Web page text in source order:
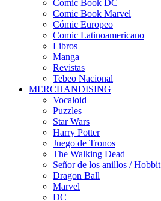
Comic Book DC
Comic Book Marvel
Cómic Europeo
Comic Latinoamericano
Libros
Manga
Revistas
Tebeo Nacional
MERCHANDISING
Vocaloid
Puzzles
Star Wars
Harry Potter
Juego de Tronos
The Walking Dead
Señor de los anillos / Hobbit
Dragon Ball
Marvel
DC